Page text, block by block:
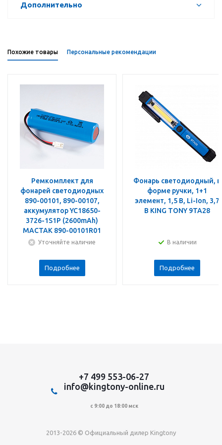
Дополнительно
Похожие товары Персональные рекомендации
Ремкомплект для
фонарей светодиодных
890-00101, 890-00107,
аккумулятор YC18650-
3726-1S1P (2600mAh)
МАСТАК 890-00101R01
Уточняйте наличие
Подробнее
Фонарь светодиодный, в
форме ручки, 1+1
элемент, 1,5 В, Li-Ion, 3,7
В KING TONY 9TA28
В наличии
Подробнее
+7 499 553-06-27
info@kingtony-online.ru
с 9:00 до 18:00 мск
2013-2026 © Официальный дилер Kingtony